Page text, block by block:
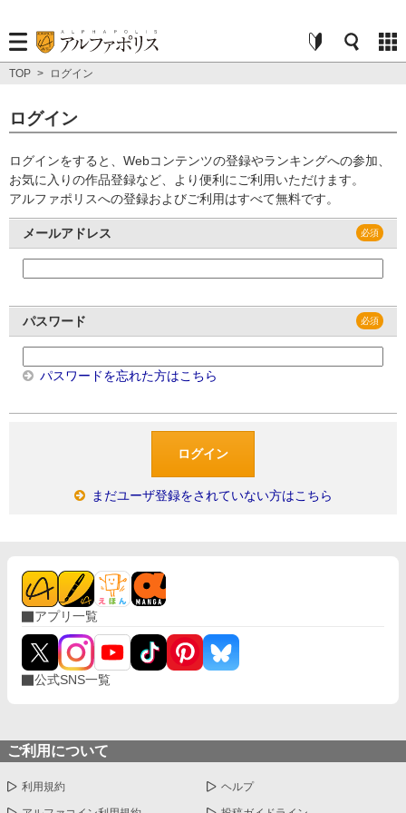
TOP > ログイン
ログイン
ログインをすると、Webコンテンツの登録やランキングへの参加、
お気に入りの作品登録など、より便利にご利用いただけます。
アルファポリスへの登録およびご利用はすべて無料です。
メールアドレス
パスワード
パスワードを忘れた方はこちら
まだユーザ登録をされていない方はこちら
アプリ一覧
公式SNS一覧
ご利用について
利用規約 ヘルプ